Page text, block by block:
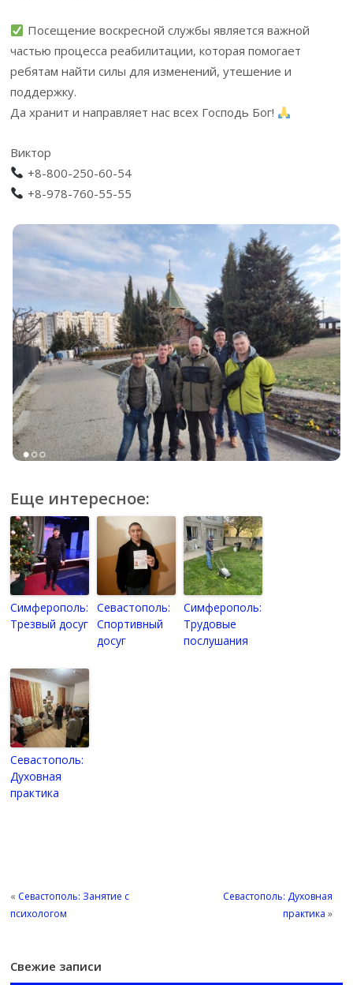
Посещение воскресной службы является важной
частью процесса реабилитации, которая помогает
ребятам найти силы для изменений, утешение и
поддержку.
Да хранит и направляет нас всех Господь Бог!
Виктор
+8-800-250-60-54
+8-978-760-55-55
Еще интересное:
Симферополь:
Трезвый досуг
Севастополь:
Спортивный
досуг
Симферополь:
Трудовые
послушания
Севастополь:
Духовная
практика
« Севастополь: Занятие с
психологом
Севастополь: Духовная
практика »
Свежие записи